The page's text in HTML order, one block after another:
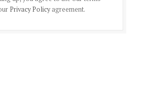
Privacy Policyagreement.